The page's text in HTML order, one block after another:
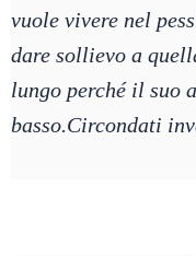
vuole vivere nel
dare sollievo a
lungo perché il suo
basso.Circondati